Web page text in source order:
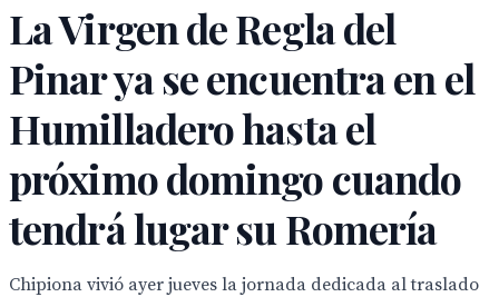
La Virgen de Regla del
Pinar ya se encuentra en el
Humilladero hasta el
próximo domingo cuando
tendrá lugar su Romería
Chipiona vivió ayer jueves la jornada dedicada al traslado